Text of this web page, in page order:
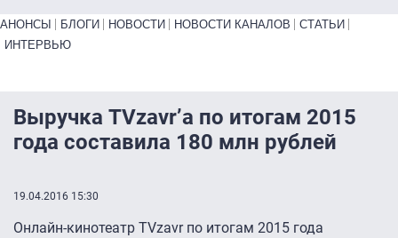
Primary links bottom
АНОНСЫ БЛОГИ НОВОСТИ НОВОСТИ КАНАЛОВ
СТАТЬИ
ИНТЕРВЬЮ
Выручка TVzavr’а по итогам 2015
года составила 180 млн рублей
19.04.2016 15:30
Онлайн-кинотеатр TVzavr по итогам 2015 года